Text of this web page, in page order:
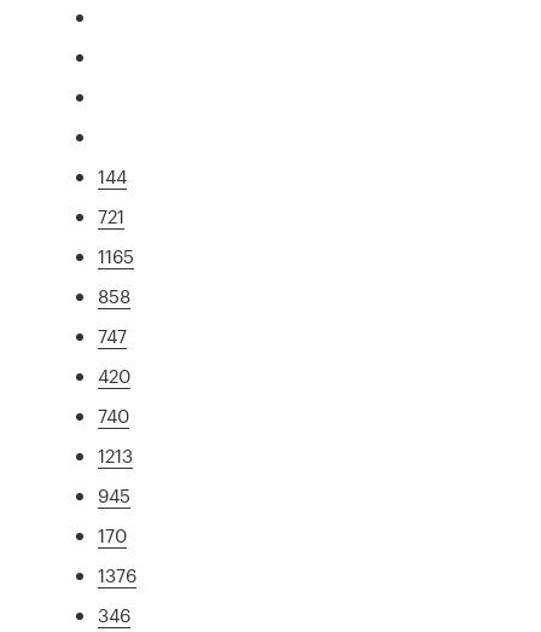
144
721
1165
858
747
420
740
1213
945
170
1376
346